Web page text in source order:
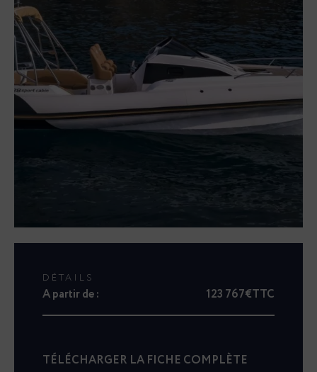
DÉTAILS
A partir de : 123 767€TTC
TÉLÉCHARGER LA FICHE COMPLÈTE